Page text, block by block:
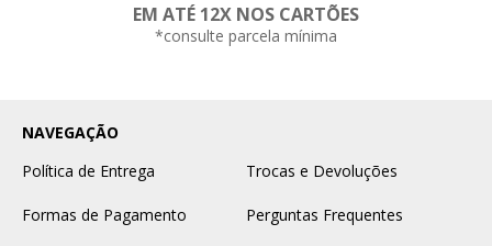
EM ATÉ 12X NOS CARTÕES
*consulte parcela mínima
NAVEGAÇÃO
Política de Entrega
Trocas e Devoluções
Formas de Pagamento Perguntas Frequentes